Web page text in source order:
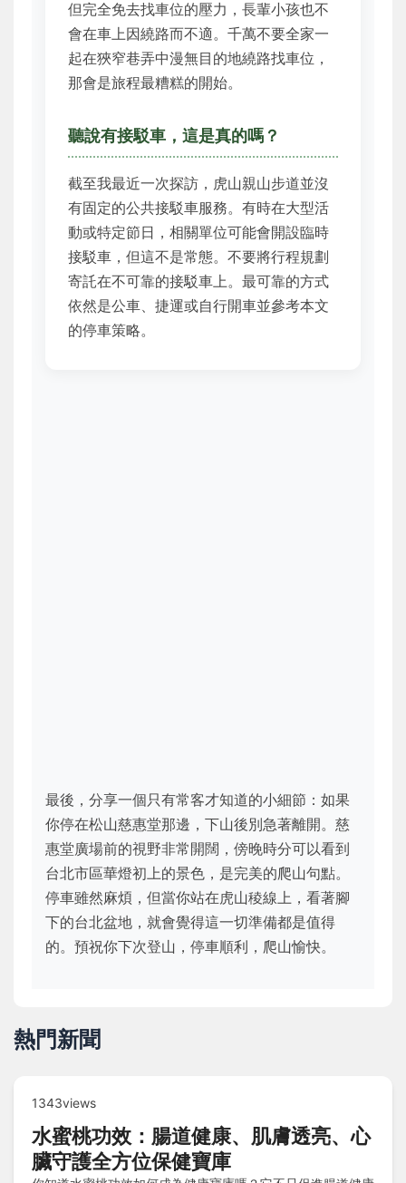
但完全免去找車位的壓力，長輩小孩也不
會在車上因繞路而不適。千萬不要全家一
起在狹窄巷弄中漫無目的地繞路找車位，
那會是旅程最糟糕的開始。
聽說有接駁車，這是真的嗎？
截至我最近一次探訪，虎山親山步道並沒
有固定的公共接駁車服務。有時在大型活
動或特定節日，相關單位可能會開設臨時
接駁車，但這不是常態。不要將行程規劃
寄託在不可靠的接駁車上。最可靠的方式
依然是公車、捷運或自行開車並參考本文
的停車策略。
最後，分享一個只有常客才知道的小細節：如果
你停在松山慈惠堂那邊，下山後別急著離開。慈
惠堂廣場前的視野非常開闊，傍晚時分可以看到
台北市區華燈初上的景色，是完美的爬山句點。
停車雖然麻煩，但當你站在虎山稜線上，看著腳
下的台北盆地，就會覺得這一切準備都是值得
的。預祝你下次登山，停車順利，爬山愉快。
熱門新聞
1343views
水蜜桃功效：腸道健康、肌膚透亮、心
臟守護全方位保健寶庫